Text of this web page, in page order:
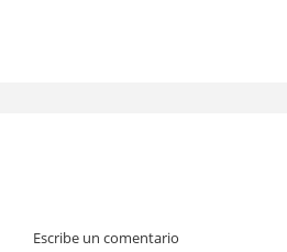
Escribe un comentario